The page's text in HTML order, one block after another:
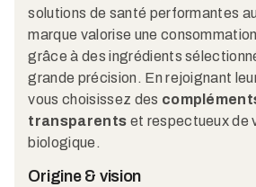
solutions de santé performantes
marque valorise une
grâce à des ingrédients
grande précision. En rejoignant
vous choisissez des
transparents et respectueux de
biologique.
Origine & vision